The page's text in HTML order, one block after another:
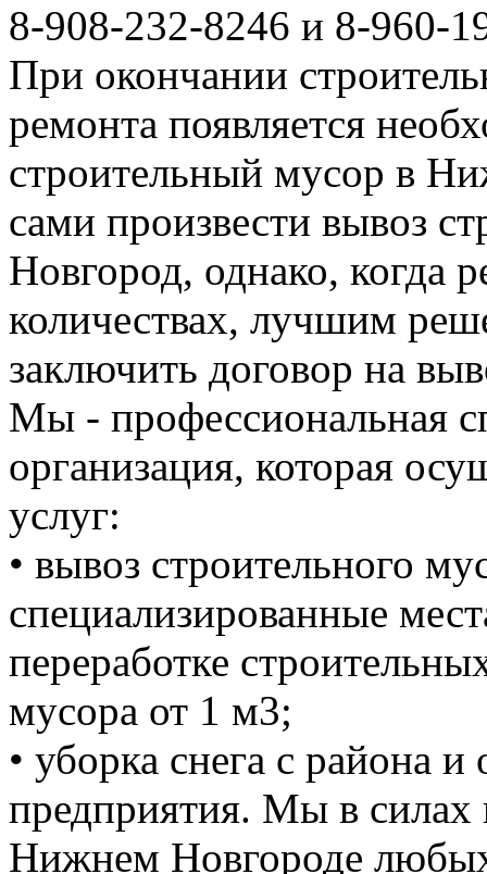
8-908-232-8246 и 8-960-
При окончании
ремонта появляется
строительный мусор в
сами произвести вывоз
Новгород, однако, когда
количествах, лучшим
заключить договор на
Мы - профессиональная
организация, которая
услуг:
• вывоз строительного
специализированные
переработке
мусора от 1 м3;
• уборка снега с района
предприятия. Мы в силах
Нижнем Новгороде